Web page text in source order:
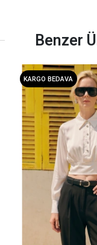
Benzer
KARGO BEDAVA